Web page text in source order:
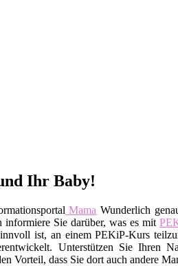
Ihr Baby!
Mama Wunderlich
informiere Sie darüber, was es mit
ist, an einem PEKiP-Kurs
Unterstützen Sie Ihren
Vorteil, dass Sie dort auch andere